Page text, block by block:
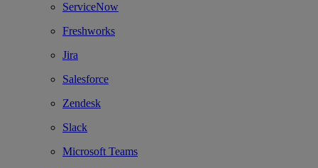
ServiceNow
Freshworks
Jira
Salesforce
Zendesk
Slack
Microsoft Teams